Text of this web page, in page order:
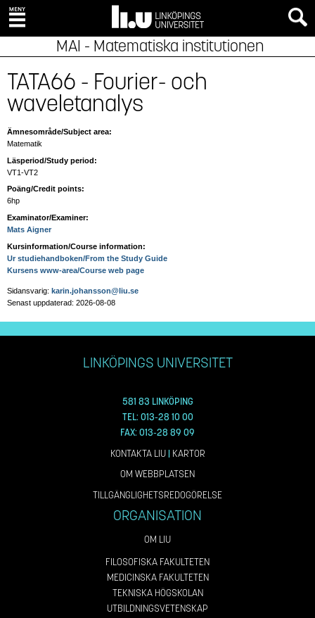
MAI - Matematiska institutionen
TATA66 - Fourier- och
waveletanalys
Ämnesområde/Subject area:
Matematik
Läsperiod/Study period:
VT1-VT2
Poäng/Credit points:
6hp
Examinator/Examiner:
Mats Aigner
Kursinformation/Course information:
Ur studiehandboken/From the Study Guide
Kursens www-area/Course web page
Sidansvarig: karin.johansson@liu.se
Senast uppdaterad: 2026-08-08
LINKÖPINGS UNIVERSITET
581 83 LINKÖPING
TEL: 013-28 10 00
FAX: 013-28 89 09
KONTAKTA LIU| KARTOR
OM WEBBPLATSEN
TILLGÄNGLIGHETSREDOGÖRELSE
ORGANISATION
OM LIU
FILOSOFISKA FAKULTETEN
MEDICINSKA FAKULTETEN
TEKNISKA HÖGSKOLAN
UTBILDNINGSVETENSKAP